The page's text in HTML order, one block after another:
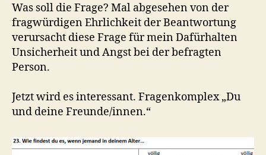
Was soll die Frage? Mal abgesehen von der
fragwürdigen Ehrlichkeit der Beantwortung
verursacht diese Frage für mein Dafürhalten
Unsicherheit und Angst bei der befragten
Person.
Jetzt wird es interessant. Fragenkomplex „Du
und deine Freunde/innen.“